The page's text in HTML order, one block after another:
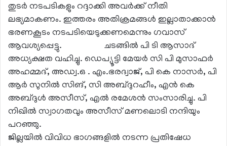
തുടർ നടപടികളും റദ്ദാക്കി അവർക്ക് നീതി
ലഭ്യമാകണം. ഇത്തരം അതിക്രമങ്ങൾ ഇല്ലാതാക്കാൻ
ഭരണകൂടം നടപടിയെടുക്കണമെന്നും ഗവാസ്
ആവശ്യപ്പെട്ടു. ചടങ്ങിൽ പി ടി ആസാദ്
അധ്യക്ഷത വഹിച്ചു. ഡെപ്യൂട്ടി മേയർ സി പി മുസാഫർ
അഹമ്മദ്, അഡ്വ.ഒ . എം.ഭരദ്വാജ്, പി കെ നാസർ, പി
ആർ സുനിൽ സിങ്, സി അബ്ദുറഹീം, എൻ കെ
അബ്ദുൾ അസീസ്, എൽ രമേശൻ സംസാരിച്ചു. പി
നിഖിൽ സ്വാഗതവും അസീസ് മണലൊടി നന്ദിയും
പറഞ്ഞു.
ജില്ലയിൽ വിവിധ ഭാഗങ്ങളിൽ നടന്ന പ്രതിഷേധ